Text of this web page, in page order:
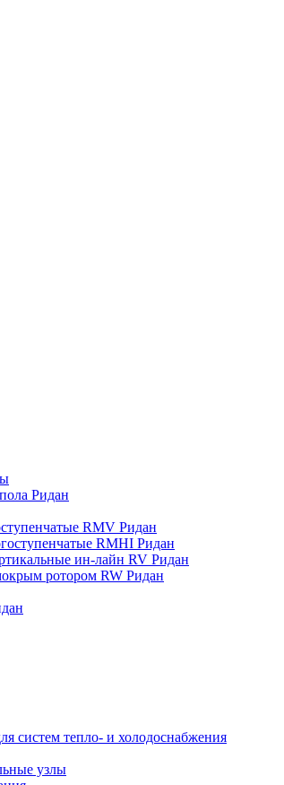
Ридан
RMV Ридан
RMHI Ридан
ин-лайн RV Ридан
ротором RW Ридан
систем тепло- и холодоснабжения
узлы